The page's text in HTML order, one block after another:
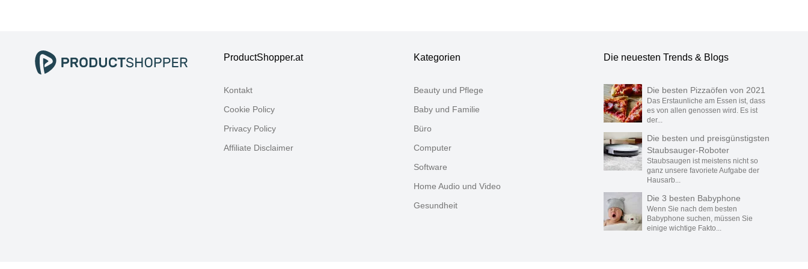
TouchTherm
ProductShopper.at
Kontakt
Cookie Policy
Privacy Policy
Affiliate Disclaimer
Kategorien
Beauty und Pflege
Baby und Familie
Büro
Computer
Software
Home Audio und Video
Gesundheit
Die neuesten Trends & Blogs
Die besten Pizzaöfen von 2021
Das Erstaunliche am Essen ist, dass
es von allen genossen wird. Es ist
der...
Die besten und preisgünstigsten
Staubsauger-Roboter
Staubsaugen ist meistens nicht so
ganz unsere favoriete Aufgabe der
Hausarb...
Die 3 besten Babyphone
Wenn Sie nach dem besten
Babyphone suchen, müssen Sie
einige wichtige Fakto...